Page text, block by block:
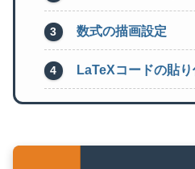
数式の描画設定
LaTeXコードの貼